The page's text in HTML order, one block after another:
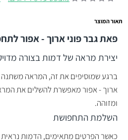
תאור המוצר
פאת גבר פוני ארוך - אפור
יצירת מראה של דמות בצורה
ברגע שמוסיפים את זה, המראה משתנה
ארוך - אפור מאפשרת להשלים את
ומזוהה.
השלמת התחפושת
כאשר הפרטים מתאימים, הדמות נראית